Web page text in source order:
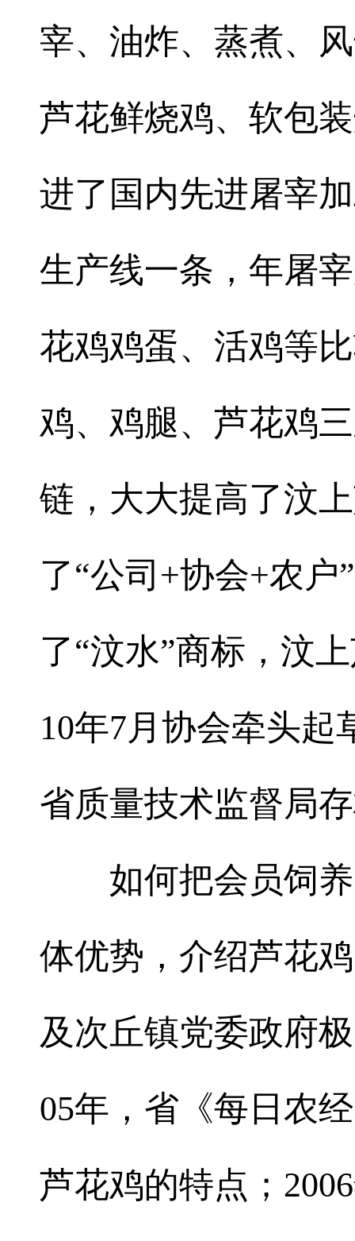
宰、油炸、蒸煮、
芦花鲜烧鸡、软包
进了国内先进屠宰
生产线一条，年屠
花鸡鸡蛋、活鸡等
鸡、鸡腿、芦花鸡
链，大大提高了汶
了“公司+协会+农户
了“汶水”商标，汶
10年7月协会牵头
省质量技术监督局
如何把会员饲养
体优势，介绍芦花
及次丘镇党委政府
05年，省《每日农
芦花鸡的特点；